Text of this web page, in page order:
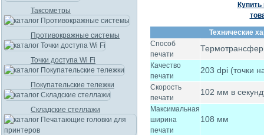
Технические
Способ
печати
Качество
печати
203 dpi (точки
Скорость
печати
102 мм в
Максимальная
ширина
печати
108 мм
Таксометры
Противокражные системы
Точки доступа Wi Fi
Покупательские тележки
Складские стеллажи